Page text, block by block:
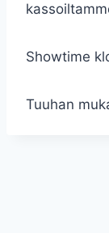
Showtime
Tuuhan